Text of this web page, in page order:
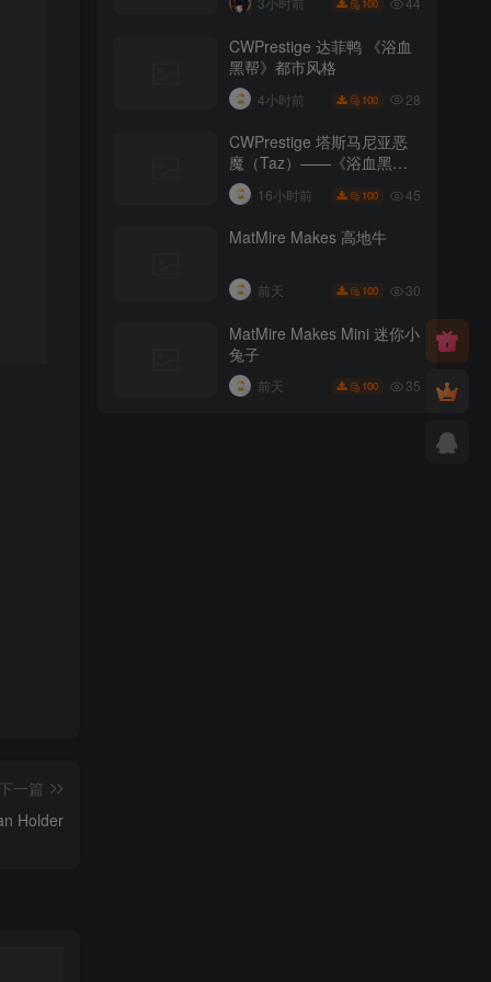
下一篇
Holder
100
CWPrestige 达菲鸭 《浴血
黑帮》都市风格
4小时前 100 28
CWPrestige 塔斯马尼亚恶
魔（Taz）——《浴血黑
帮》
16小时前 100 45
MatMire Makes 高地牛
前天 100 30
MatMire Makes Mini 迷你小
兔子
前天 100 35